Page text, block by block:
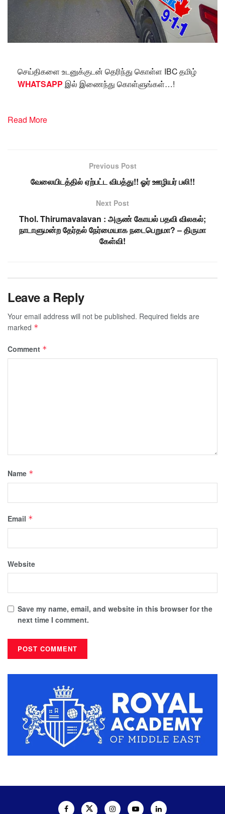
செய்திகளை உடனுக்குடன் தெரிந்து கொள்ள IBC தமிழ்
WHATSAPP இல் இணைந்து கொள்ளுங்கள்…!
Read More
Previous Post
வேலையிடத்தில் ஏற்பட்ட விபத்து!! ஓர் ஊழியர் பலி!!
Next Post
Thol. Thirumavalavan : அருண் கோயல் பதவி விலகல்;
நாடாளுமன்ற தேர்தல் நேர்மையாக நடைபெறுமா? – திருமா
கேள்வி!
Leave a Reply
Your email address will not be published. Required fields are
marked *
Comment *
Name *
Email *
Website
Save my name, email, and website in this browser for the
next time I comment.